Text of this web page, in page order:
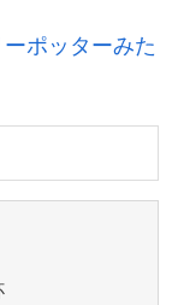
ポッターみた